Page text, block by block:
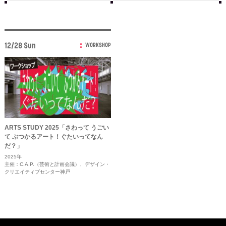
12/28 Sun WORKSHOP
ARTS STUDY 2025「さわって うごい
て ぶつかるアート！ぐたいってなん
だ？」
2025年
主催：C.A.P.（芸術と計画会議）、デザイン・
クリエイティブセンター神戸